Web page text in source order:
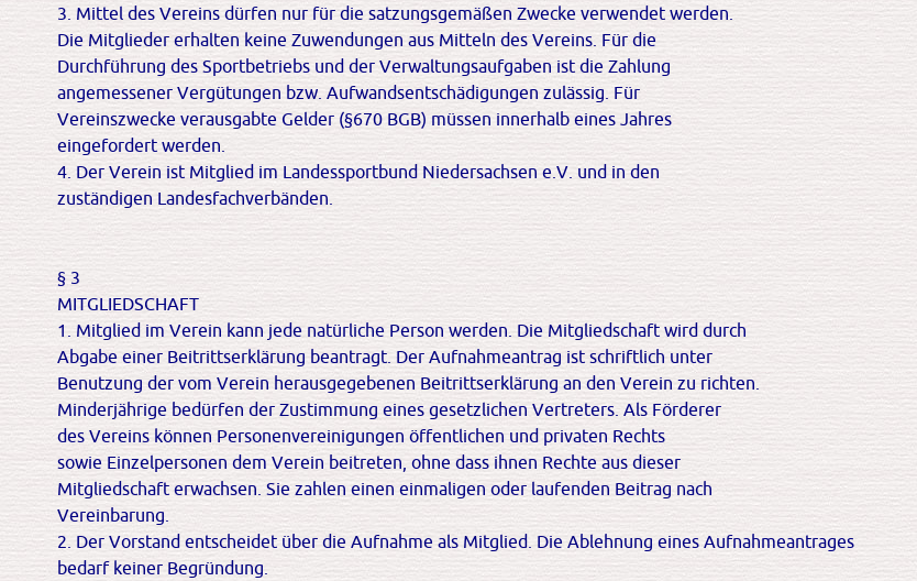
3. Mittel des Vereins dürfen nur für die satzungsgemäßen Zwecke verwendet werden.
Die Mitglieder erhalten keine Zuwendungen aus Mitteln des Vereins. Für die
Durchführung des Sportbetriebs und der Verwaltungsaufgaben ist die Zahlung
angemessener Vergütungen bzw. Aufwandsentschädigungen zulässig. Für
Vereinszwecke verausgabte Gelder (§670 BGB) müssen innerhalb eines Jahres
eingefordert werden.
4. Der Verein ist Mitglied im Landessportbund Niedersachsen e.V. und in den
zuständigen Landesfachverbänden.
§ 3
MITGLIEDSCHAFT
1. Mitglied im Verein kann jede natürliche Person werden. Die Mitgliedschaft wird durch
Abgabe einer Beitrittserklärung beantragt. Der Aufnahmeantrag ist schriftlich unter
Benutzung der vom Verein herausgegebenen Beitrittserklärung an den Verein zu richten.
Minderjährige bedürfen der Zustimmung eines gesetzlichen Vertreters. Als Förderer
des Vereins können Personenvereinigungen öffentlichen und privaten Rechts
sowie Einzelpersonen dem Verein beitreten, ohne dass ihnen Rechte aus dieser
Mitgliedschaft erwachsen. Sie zahlen einen einmaligen oder laufenden Beitrag nach
Vereinbarung.
2. Der Vorstand entscheidet über die Aufnahme als Mitglied. Die Ablehnung eines Aufnahmeantrages
bedarf keiner Begründung.